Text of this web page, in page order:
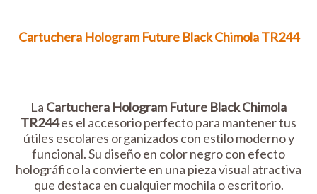
Cartuchera Hologram Future Black Chimola TR244
La Cartuchera Hologram Future Black Chimola
TR244es el accesorio perfecto para mantener tus
útiles escolares organizados con estilo moderno y
funcional. Su diseño en color negro con efecto
holográfico la convierte en una pieza visual atractiva
que destaca en cualquier mochila o escritorio.